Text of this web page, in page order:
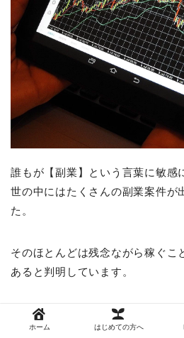
誰もが【副業】という言葉に敏感
世の中にはたくさんの副業案件が
た。
そのほとんどは残念ながら稼ぐこ
あると判明しています。
実際に確認したい場合は
気になる副業の
【実績実証のデー
ホーム はじめての方へ